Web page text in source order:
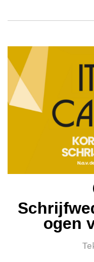
ogen